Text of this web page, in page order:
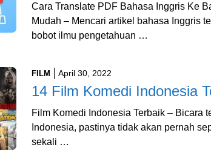
Cara Translate PDF Bahasa Inggris Ke
Mudah – Mencari artikel bahasa Inggris
bobot ilmu pengetahuan …
FILM April 30, 2022
14 Film Komedi Indonesia
Film Komedi Indonesia Terbaik – Bicara
Indonesia, pastinya tidak akan pernah
sekali …